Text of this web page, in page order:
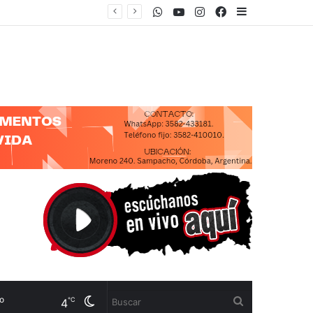
Facebook
Instagram
Youtube
WhatsApp
Cambiar
4℃